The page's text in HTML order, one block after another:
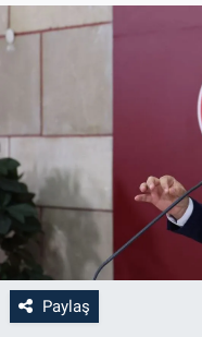
Paylaş
3.Sayfa
Medya
Bilim-Tek